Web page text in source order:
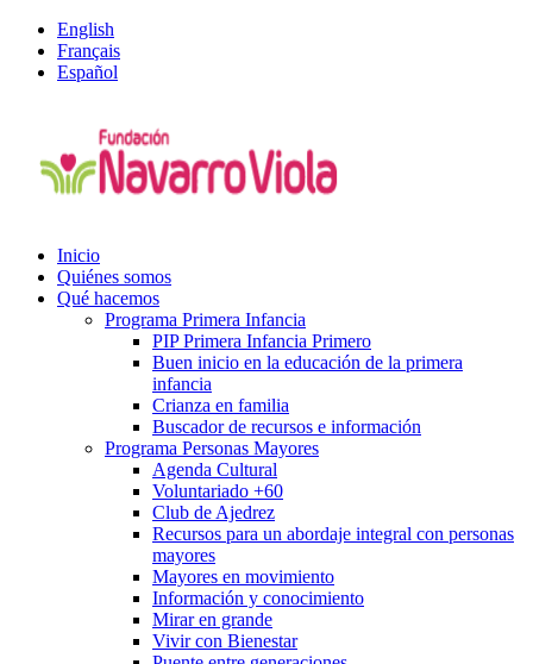
English
Français
Español
Inicio
Quiénes somos
Qué hacemos
Programa Primera Infancia
PIP Primera Infancia Primero
Buen inicio en la educación de la primera
infancia
Crianza en familia
Buscador de recursos e información
Programa Personas Mayores
Agenda Cultural
Voluntariado +60
Club de Ajedrez
Recursos para un abordaje integral con personas
mayores
Mayores en movimiento
Información y conocimiento
Mirar en grande
Vivir con Bienestar